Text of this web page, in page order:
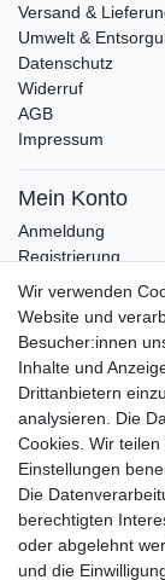
Versand &
Umwelt &
Datenschutz
Widerruf
AGB
Impressum
Mein Konto
Anmeldung
Registrierung
Wunschliste
Warenkorb
Bleiben Sie auf
E-MAIL **
Newsletter
Honig
Hiermit bestätige ich,
Einwilligung kann ich
Wir verwenden
Website und
Besucher:innen
Inhalte und
Drittanbietern
analysieren. Die
Cookies. Wir
Einstellungen
Die
berechtigten
oder abgelehnt
und die